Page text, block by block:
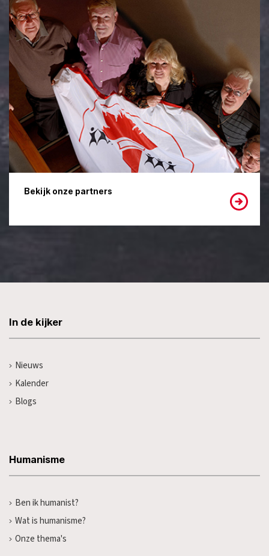
Bekijk onze partners
In de kijker
Nieuws
Kalender
Blogs
Humanisme
Ben ik humanist?
Wat is humanisme?
Onze thema's